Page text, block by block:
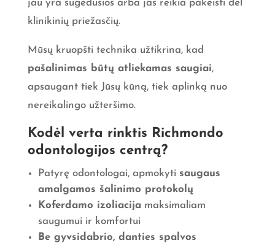
jau yra sugedusios arba jas reikia pakeisti dėl
klinikinių priežasčių.
Mūsų kruopšti technika užtikrina, kad
pašalinimas būtų atliekamas saugiai,
apsaugant tiek Jūsų kūną, tiek aplinką nuo
nereikalingo užteršimo.
Kodėl verta rinktis Richmondo
odontologijos centrą?
Patyrę odontologai, apmokyti saugaus
amalgamos šalinimo protokolų
Koferdamo izoliacijamaksimaliam
saugumui ir komfortui
Be gyvsidabrio, danties spalvos